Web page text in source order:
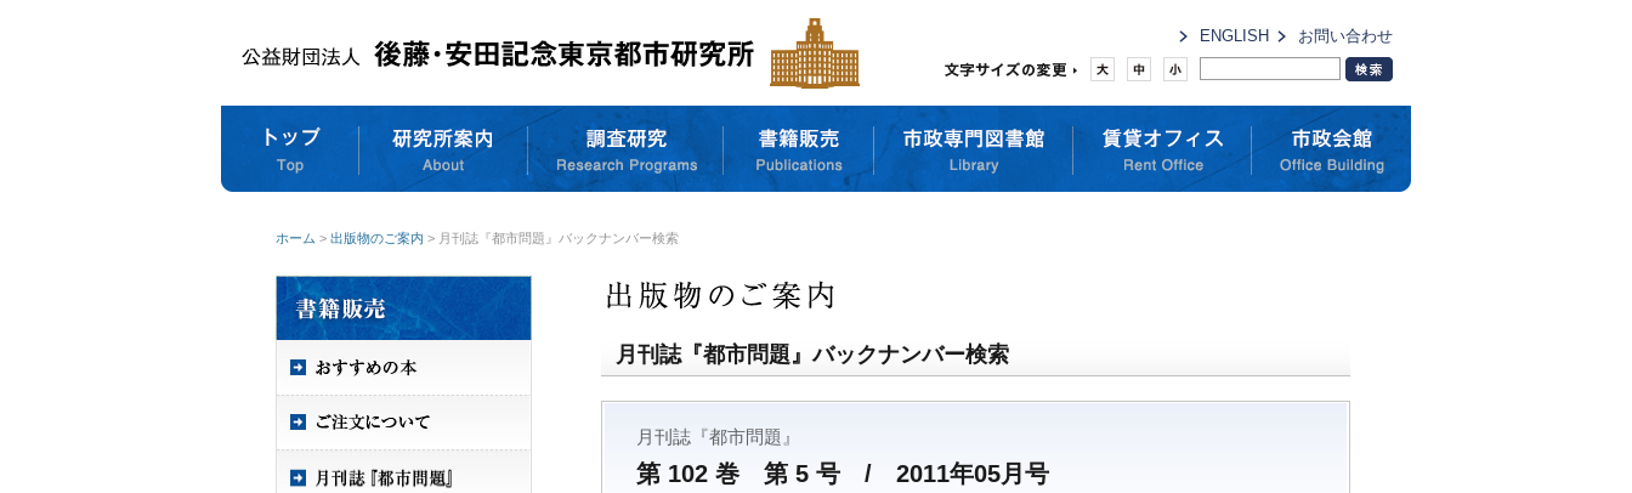
ENGLISH お問い合わせ
ホーム > 出版物のご案内 > 月刊誌『都市問題』バックナンバー検索
月刊誌『都市問題』バックナンバー検索
月刊誌『都市問題』
第 102 巻 第 5 号 / 2011年05月号